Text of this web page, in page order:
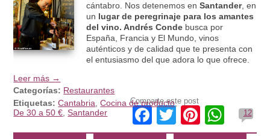
cántabro. Nos detenemos enSantander, en
un lugar de peregrinaje para los amantes
del vino. Andrés Conde busca por
España, Francia y El Mundo, vinos
auténticos y de calidad que te presenta con
el entusiasmo del que adora lo que ofrece.
Leer más →
Categorías: Restaurantes
Etiquetas: Cantabria ,Cocina de producto,
De 30 a 50 € ,Santander
Comparte este post
Facebook
Twitter 12